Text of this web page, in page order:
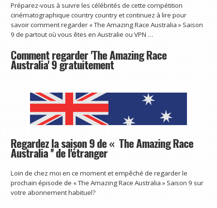
Préparez-vous à suivre les célébrités de cette compétition
cinématographique country country et continuez à lire pour
savoir comment regarder « The Amazing Race Australia » Saison
9 de partout où vous êtes en Australie ou VPN …
Comment regarder 'The Amazing Race
Australia' 9 gratuitement
Regardez la saison 9 de « The Amazing Race
Australia '' de l'étranger
Loin de chez moi en ce moment et empêché de regarder le
prochain épisode de « The Amazing Race Australia » Saison 9 sur
votre abonnement habituel?